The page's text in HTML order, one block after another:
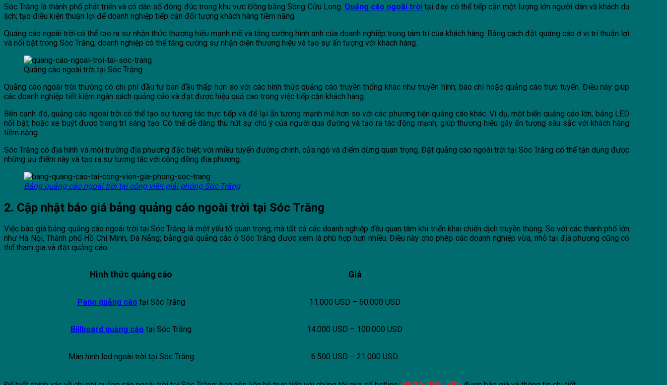
Sóc Trăng là thành phố phát triển và có dân số đông đúc trong khu vực Đồng bằng Sông Cửu Long. Quảng cáo ngoài trời tại đây có thể tiếp cận một lượng lớn người dân và khách du
lịch; tạo điều kiện thuận lợi để doanh nghiệp tiếp cận đối tượng khách hàng tiềm năng.
Quảng cáo ngoài trời có thể tạo ra sự nhận thức thương hiệu mạnh mẽ và tăng cường hình ảnh của doanh nghiệp trong tâm trí của khách hàng. Bằng cách đặt quảng cáo ở vị trí thuận lợi
và nổi bật trong Sóc Trăng; doanh nghiệp có thể tăng cường sự nhận diện thương hiệu và tạo sự ấn tượng với khách hàng.
Quảng cáo ngoài trời tại Sóc Trăng
Quảng cáo ngoài trời thường có chi phí đầu tư ban đầu thấp hơn so với các hình thức quảng cáo truyền thống khác như truyền hình; báo chí hoặc quảng cáo trực tuyến. Điều này giúp
các doanh nghiệp tiết kiệm ngân sách quảng cáo và đạt được hiệu quả cao trong việc tiếp cận khách hàng.
Bên cạnh đó, quảng cáo ngoài trời có thể tạo sự tương tác trực tiếp và để lại ấn tượng mạnh mẽ hơn so với các phương tiện quảng cáo khác. Ví dụ, một biển quảng cáo lớn, bảng LED
nổi bật; hoặc xe buýt được trang trí sáng tạo. Có thể dễ dàng thu hút sự chú ý của người qua đường và tạo ra tác động mạnh; giúp thương hiệu gây ấn tượng sâu sắc với khách hàng
tiềm năng.
Sóc Trăng có địa hình và môi trường địa phương đặc biệt; với nhiều tuyến đường chính, cửa ngõ và điểm dừng quan trọng. Đặt quảng cáo ngoài trời tại Sóc Trăng có thể tận dụng được
những ưu điểm này và tạo ra sự tương tác với cộng đồng địa phương.
Bảng quảng cáo ngoài trời tại công viên giải phóng Sóc Trăng
2. Cập nhật báo giá bảng quảng cáo ngoài trời tại Sóc Trăng
Việc báo giá bảng quảng cáo ngoài trời tại Sóc Trăng là một yếu tố quan trọng; mà tất cả các doanh nghiệp đều quan tâm khi triển khai chiến dịch truyền thông. So với các thành phố lớn
như Hà Nội, Thành phố Hồ Chí Minh, Đà Nẵng; bảng giá quảng cáo ở Sóc Trăng được xem là phù hợp hơn nhiều. Điều này cho phép các doanh nghiệp vừa, nhỏ tại địa phương cũng có
thể tham gia và đặt quảng cáo.
Hình thức quảng cáo Giá
Pano quảng cáo tại Sóc Trăng 11.000 USD – 60.000 USD
Billboard quảng cáo tại Sóc Trăng 14.000 USD – 100.000 USD
Màn hình led ngoài trời tại Sóc Trăng 6.500 USD – 21.000 USD